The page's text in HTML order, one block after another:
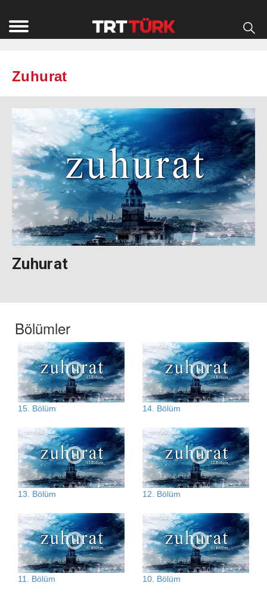
Zuhurat
Zuhurat
Bölümler
15. Bölüm 14. Bölüm
13. Bölüm 12. Bölüm
11. Bölüm 10. Bölüm